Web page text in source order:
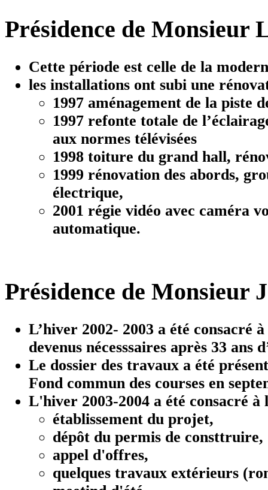
Présidence de Monsieur
Cette période est celle de la
les installations ont subi une
1997 aménagement de la piste
1997 refonte totale de
aux normes télévisées
1998 toiture du grand hall,
1999 rénovation des abords,
électrique,
2001 régie vidéo avec caméra
automatique.
Présidence de Monsieur
L’hiver 2002- 2003 a été consacré
devenus nécesssaires après 33
Le dossier des travaux a été
Fond commun des courses en
L'hiver 2003-2004 a été consacré
établissement du projet,
dépôt du permis de consttruire,
appel d'offres,
quelques travaux extérieurs